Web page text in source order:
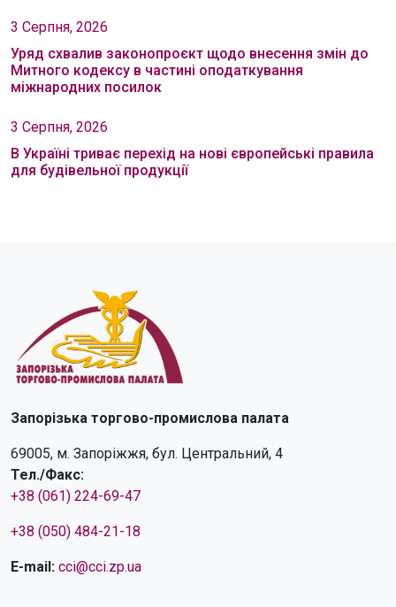
3 Серпня, 2026
Уряд схвалив законопроєкт щодо внесення змін до
Митного кодексу в частині оподаткування
міжнародних посилок
3 Серпня, 2026
В Україні триває перехід на нові європейські правила
для будівельної продукції
Запорізька торгово-промислова палата
69005, м. Запоріжжя, бул. Центральний, 4
Тел./Факс:
+38 (061) 224-69-47
+38 (050) 484-21-18
E-mail: cci@cci.zp.ua